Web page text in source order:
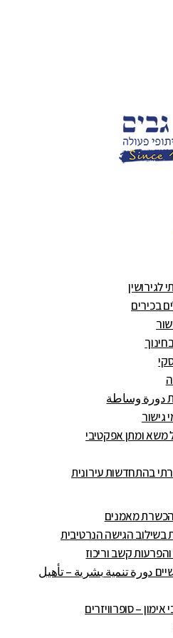
לגירושין
בכירים
دورة وساطة
גישור
משא ומתן אפקטיבי
בהתחדשות עירונית
הכשרת מאמנים
בשילוב הגישה הנרטיבית
והפרעות קשב וריכוז
دورة تنمية بشرية – تأهيل
– סופרוויזרים